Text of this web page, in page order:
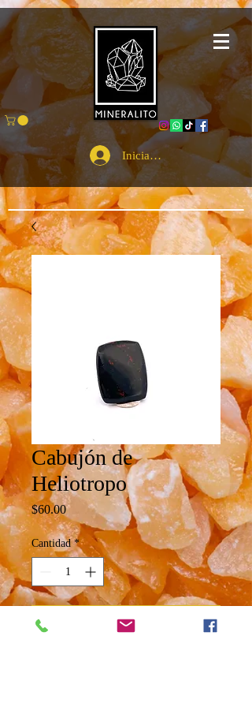
Iniciar sesión
Cabujón de
Heliotropo
$60.00Precio
Cantidad *
Agregar al carrito